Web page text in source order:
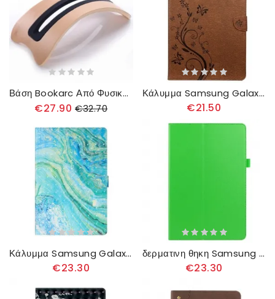
Βάση Bookarc Από Φυσικό Ξύλο Για Macbook
€27.90 €32.70
Κάλυμμα Samsung Galaxy Tab S8 Plus / Tab S7 Plus Floral Πεταλούδες
€21.50
Κάλυμμα Samsung Galaxy Tab S8 Plus / Tab S7 Plus Πράσινο Κύμα
€23.30
δερματινη θηκη Samsung Galaxy Tab S8 Plus / Tab S7 Plus Συνθετικό Δέρμα Lychee
€23.30